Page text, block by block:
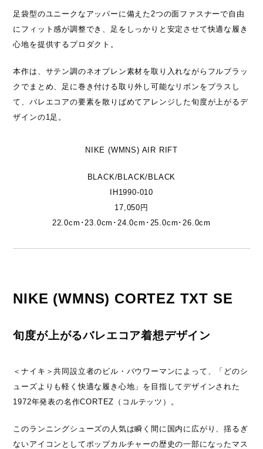
足袋型のユニークなアッパーに備えた2つの面ファスナーで自由
にフィット感が調整でき、足をしっかりと安定させて快適な履き
心地を提供するプロダクト。
本作は、サテン調のネオプレン素材を取り入れながらフルブラッ
クでまとめ、足に巻き付ける取り外し可能なリボンをプラスし
て、バレエコアの要素を散りばめてアレンジした旬度が上がるデ
ザインの1足。
NIKE (WMNS) AIR RIFT
BLACK/BLACK/BLACK
IH1990-010
17,050円
22.0cm･23.0cm･24.0cm･25.0cm･26.0cm
NIKE (WMNS) CORTEZ TXT SE
旬度が上がるバレエコア着想デザイン
＜ナイキ＞共同設立者のビル・バウワーマンによって、「どのシ
ューズよりも軽く快適な履き心地」を目指してデザインされた
1972年発表の名作CORTEZ（コルテッツ）。
このランニングシューズの人気は瞬く間に国内に広がり、揺るぎ
ないアイコンとしてポップカルチャーの歴史の一部になったマス